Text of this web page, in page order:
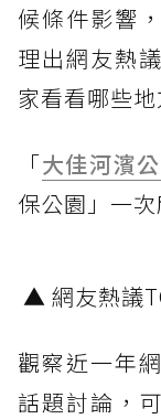
候條件影響
理出網友熱
家看看哪些
「大佳河濱
保公園」一
▲ 網友熱議
觀察近一年
話題討論，